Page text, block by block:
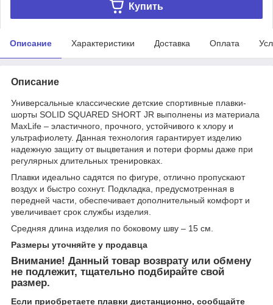
Купить
Описание Характеристики Доставка Оплата
Описание
Универсальные классические детские спортивные плавки-
шорты SOLID SQUARED SHORT JR выполнены из материала
MaxLife – эластичного, прочного, устойчивого к хлору и
ультрафиолету. Данная технология гарантирует изделию
надежную защиту от выцветания и потери формы даже при
регулярных длительных тренировках.
Плавки идеально садятся по фигуре, отлично пропускают
воздух и быстро сохнут. Подкладка, предусмотренная в
передней части, обеспечивает дополнительный комфорт и
увеличивает срок службы изделия.
Средняя длина изделия по боковому шву – 15 см.
Размеры уточняйте у продавца
Внимание! Данный товар возврату или обмену
не подлежит, тщательно подбирайте свой
размер.
Если приобретаете плавки дистанционно, сообщайте